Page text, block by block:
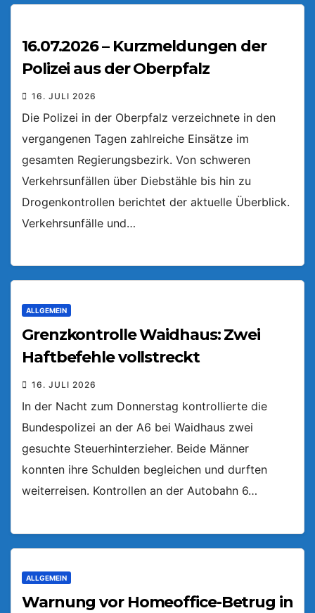
16.07.2026 – Kurzmeldungen der
Polizei aus der Oberpfalz
16. JULI 2026
Die Polizei in der Oberpfalz verzeichnete in den
vergangenen Tagen zahlreiche Einsätze im
gesamten Regierungsbezirk. Von schweren
Verkehrsunfällen über Diebstähle bis hin zu
Drogenkontrollen berichtet der aktuelle Überblick.
Verkehrsunfälle und…
ALLGEMEIN
Grenzkontrolle Waidhaus: Zwei
Haftbefehle vollstreckt
16. JULI 2026
In der Nacht zum Donnerstag kontrollierte die
Bundespolizei an der A6 bei Waidhaus zwei
gesuchte Steuerhinterzieher. Beide Männer
konnten ihre Schulden begleichen und durften
weiterreisen. Kontrollen an der Autobahn 6…
ALLGEMEIN
Warnung vor Homeoffice-Betrug in